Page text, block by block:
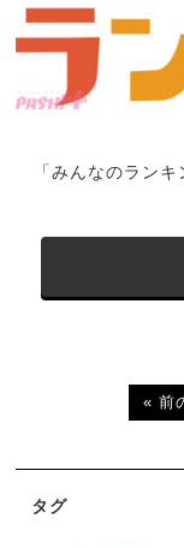
「みんなのランキ
« 前
タグ